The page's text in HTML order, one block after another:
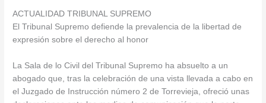
ACTUALIDAD TRIBUNAL SUPREMO
El Tribunal Supremo defiende la prevalencia de la libertad de
expresión sobre el derecho al honor
La Sala de lo Civil del Tribunal Supremo ha absuelto a un
abogado que, tras la celebración de una vista llevada a cabo en
el Juzgado de Instrucción número 2 de Torrevieja, ofreció unas